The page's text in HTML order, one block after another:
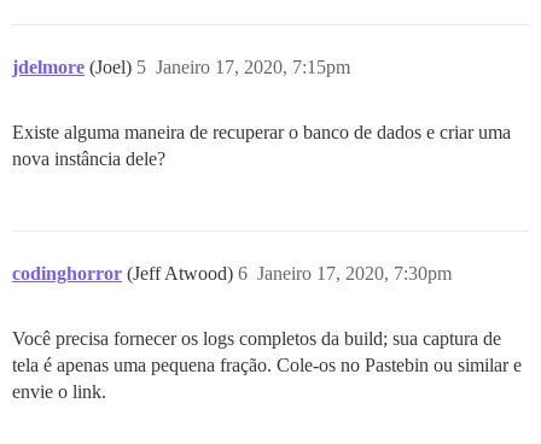
jdelmore (Joel) Janeiro 17, 2020, 7:15pm
5
Existe alguma maneira de recuperar o banco de dados e criar uma
nova instância dele?
codinghorror (Jeff Atwood) Janeiro 17, 2020, 7:30pm
6
Você precisa fornecer os logs completos da build; sua captura de
tela é apenas uma pequena fração. Cole-os no Pastebin ou similar e
envie o link.